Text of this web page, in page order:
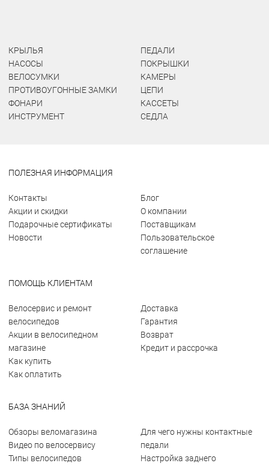
КРЫЛЬЯ
НАСОСЫ
ВЕЛОСУМКИ
ПРОТИВОУГОННЫЕ ЗАМКИ
ФОНАРИ
ИНСТРУМЕНТ
ПЕДАЛИ
ПОКРЫШКИ
КАМЕРЫ
ЦЕПИ
КАССЕТЫ
СЕДЛА
ПОЛЕЗНАЯ ИНФОРМАЦИЯ
Контакты
Акции и скидки
Подарочные сертификаты
Новости
Блог
О компании
Поставщикам
Пользовательское
соглашение
ПОМОЩЬ КЛИЕНТАМ
Велосервис и ремонт
велосипедов
Акции в велосипедном
магазине
Как купить
Как оплатить
Доставка
Гарантия
Возврат
Кредит и рассрочка
БАЗА ЗНАНИЙ
Обзоры веломагазина
Видео по велосервису
Типы велосипедов
Для чего нужны контактные
педали
Настройка заднего